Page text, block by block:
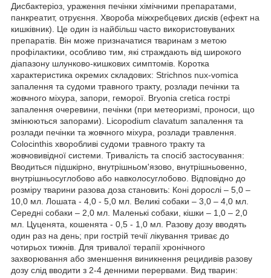
Дисбактеріоз, ураження печінки хімічними препаратами,
панкреатит, отруєння. Хвороба міжхребцевих дисків (ефект на
кишківник). Це один із найбільш часто використовуваних
препаратів. Він може призначатися тваринам з метою
профілактики, особливо тим, які страждають від широкого
діапазону шлунково-кишкових симптомів. Коротка
характеристика окремих складових: Strichnos nux-vomica
запалення та судоми травного тракту, розлади печінки та
жовчного міхура, запори, геморої. Bryonia cretica гострі
запалення очеревини, печінки (при метеоризмі, проноси, що
змінюються запорами). Licopodium clavatum запалення та
розлади печінки та жовчного міхура, розлади травлення.
Colocinthis хворобливі судоми травного тракту та
жовчовивідної системи. Тривалість та спосіб застосування:
Вводиться підшкірно, внутрішньом'язово, внутрішньовенно,
внутрішньосуглобово або навколосуглобово. Відповідно до
розміру тварини разова доза становить: Коні дорослі – 5,0 –
10,0 мл. Лошата - 4,0 - 5,0 мл. Великі собаки – 3,0 – 4,0 мл.
Середні собаки – 2,0 мл. Маленькі собаки, кішки – 1,0 – 2,0
мл. Цуценята, кошенята - 0,5 - 1,0 мл. Разову дозу вводять
один раз на день; при гострій течії лікування триває до
чотирьох тижнів. Для тривалої терапії хронічного
захворювання або зменшення виникнення рецидивів разову
дозу слід вводити з 2-4 денними перервами. Вид тварин: